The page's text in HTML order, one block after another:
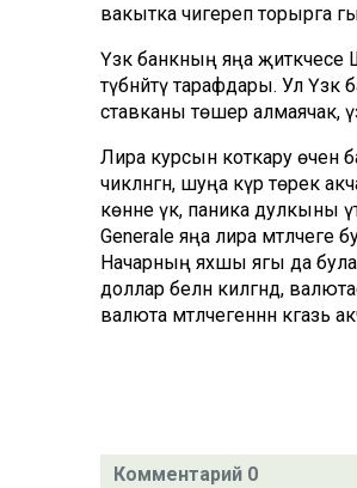
вакытка чигереп торырга
Үзәк банкның яңа
түбәнәйтү тарафдары. Ул
ставканы төшерә алмаячак,
Лира курсын коткару өчен
чикләнгән, шуңа күрә төрек
көнне үк, паника дулкыны
Generale яңа лира
Начарның яхшы ягы да була.
доллар белән килгәндә,
валюта мәтәлчегеннән
Комментарий 0